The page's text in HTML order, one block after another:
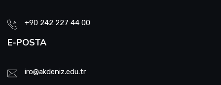
+90 242 227 44 00
E-POSTA
iro@akdeniz.edu.tr